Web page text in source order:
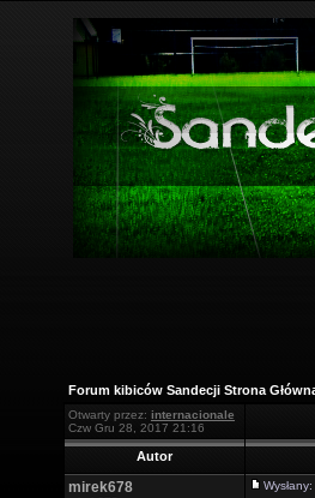
Forum kibiców Sandecji Strona
Otwarty przez: internacionale
Czw Gru 28, 2017 21:16
Autor
mirek678